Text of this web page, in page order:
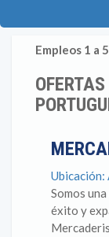
Empleos 1 a
Ubicación:
Somos
éxito y